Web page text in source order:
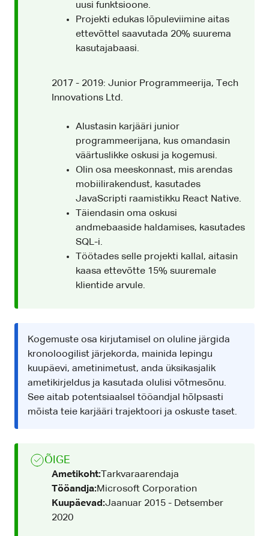
uusi funktsioone.
Projekti edukas lõpuleviimine aitas
ettevõttel saavutada 20% suurema
kasutajabaasi.
2017 - 2019: Junior Programmeerija, Tech
Innovations Ltd.
Alustasin karjääri junior
programmeerijana, kus omandasin
väärtuslikke oskusi ja kogemusi.
Olin osa meeskonnast, mis arendas
mobiilirakendust, kasutades
JavaScripti raamistikku React Native.
Täiendasin oma oskusi
andmebaaside haldamises, kasutades
SQL-i.
Töötades selle projekti kallal, aitasin
kaasa ettevõtte 15% suuremale
klientide arvule.
Kogemuste osa kirjutamisel on oluline järgida
kronoloogilist järjekorda, mainida lepingu
kuupäevi, ametinimetust, anda üksikasjalik
ametikirjeldus ja kasutada olulisi võtmesõnu.
See aitab potentsiaalsel tööandjal hõlpsasti
mõista teie karjääri trajektoori ja oskuste taset.
ÕIGE
Ametikoht: Tarkvaraarendaja
Tööandja:Microsoft Corporation
Kuupäevad:Jaanuar 2015 - Detsember
2020